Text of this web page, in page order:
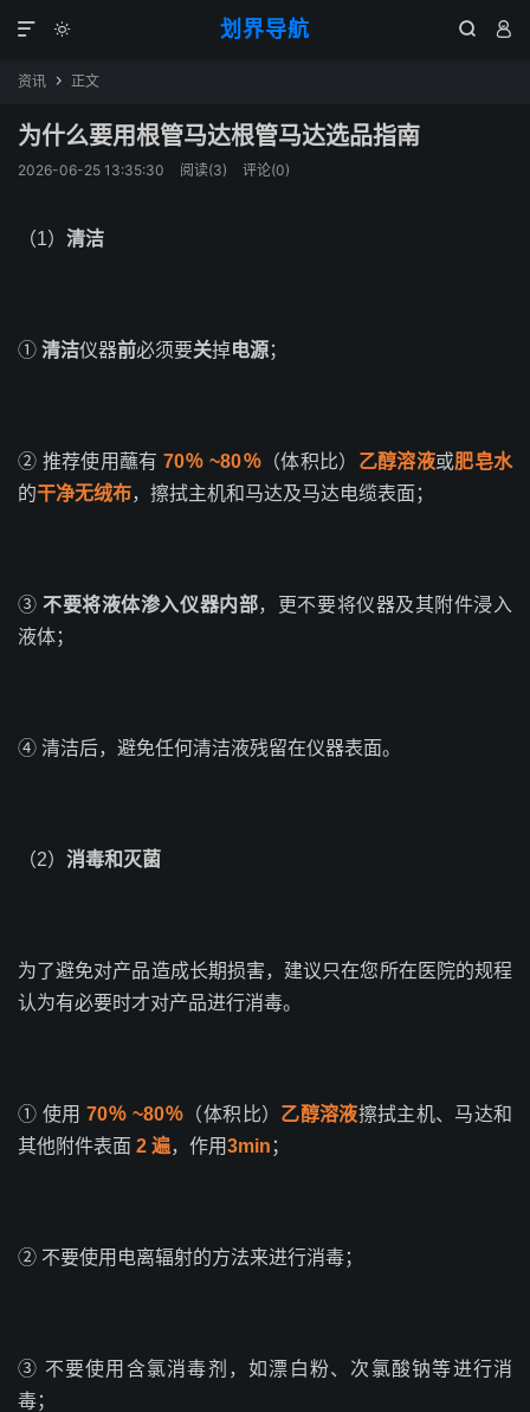
划界导航
  

资讯  正文
为什么要用根管马达根管马达选品指南
2026-06-25 13:35:30 阅读(3) 评论(0)
（1） 清洁
① 清洁仪器前必须要关掉电源；
② 推荐使用蘸有 70％ ~80％（体积比） 乙醇溶液或肥皂水
的干净无绒布，擦拭主机和马达及马达电缆表面；
③不要将液体渗入仪器内部，更不要将仪器及其附件浸入
液体；
④ 清洁后，避免任何清洁液残留在仪器表面。
（2） 消毒和灭菌
为了避免对产品造成长期损害，建议只在您所在医院的规程
认为有必要时才对产品进行消毒。
① 使用 70％ ~80％ （体积比） 乙醇溶液擦拭主机、马达和
其他附件表面 2 遍，作用3min ；
② 不要使用电离辐射的方法来进行消毒；
③ 不要使用含氯消毒剂，如漂白粉、次氯酸钠等进行消
毒；